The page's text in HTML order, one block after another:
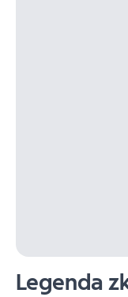
Legenda